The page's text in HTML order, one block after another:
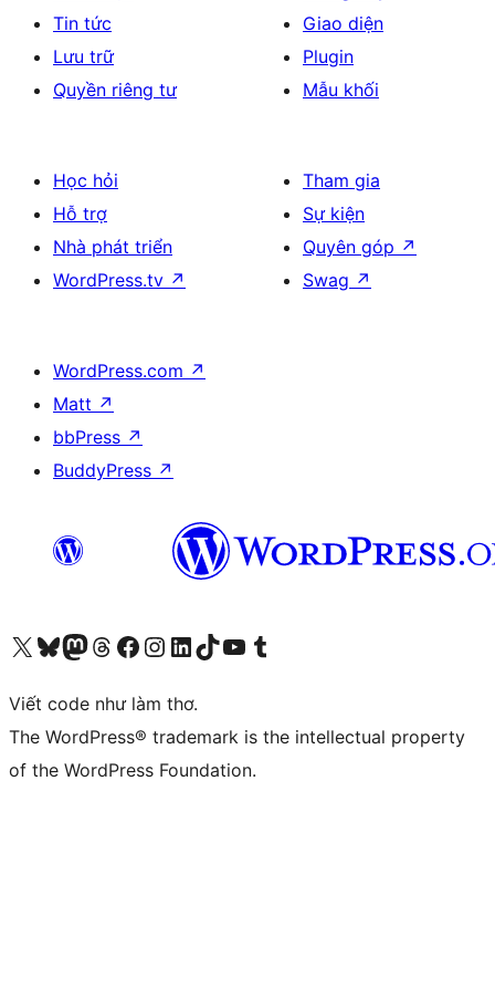
Tin tức
Lưu trữ
Quyền riêng tư
Giao diện
Plugin
Mẫu khối
Học hỏi
Hỗ trợ
Nhà phát triển
WordPress.tv ↗
Tham gia
Sự kiện
Quyên góp ↗
Swag ↗
WordPress.com ↗
Matt ↗
bbPress ↗
BuddyPress ↗
Truy cập tài khoản X (trước đây là Twitter) của chúng tôiVisit our Bluesky account
Visit our Mastodon account
Visit our Threads account
Xem trang Facebook của chúng tôiTruy cập tài khoản Instagram của chúng tôiTruy cập tài khoản LinkedIn của chúng tôiVisit our TikTok account
Truy cập kênh YouTube của chúng tôi Visit our Tumblr account
Viết code như làm thơ.
The WordPress® trademark is the intellectual property
of the WordPress Foundation.